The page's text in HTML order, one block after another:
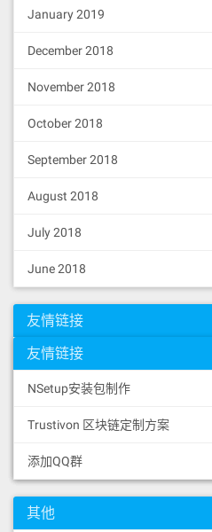
January 2019
December 2018
November 2018
October 2018
September 2018
August 2018
July 2018
June 2018
友情链接
友情链接
NSetup安装包制作
Trustivon 区块链定制方案
添加QQ群
其他